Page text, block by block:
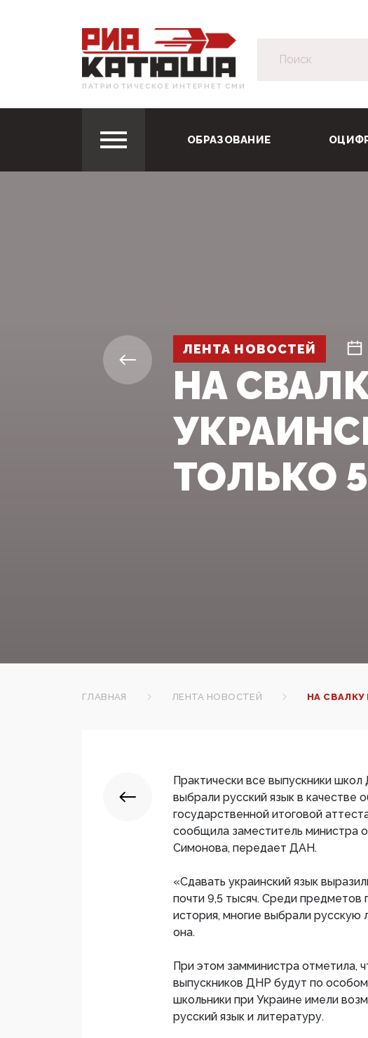
ПАТРИОТИЧЕСКОЕ ИНТЕРНЕТ СМИ
ОБРАЗОВАНИЕ
ЛЕНТА НОВОСТЕЙ
НА
ТОЛЬКО
ГЛАВНАЯ ЛЕНТА НОВОСТЕЙ НА
Практически все выпускники
выбрали русский язык в качестве
государственной итоговой
сообщила заместитель министра
Симонова, передает ДАН.
«Сдавать украинский язык
почти 9,5 тысяч. Среди
история, многие выбрали
она.
При этом замминистра отметила,
выпускников ДНР будут по
школьники при Украине имели
русский язык и литературу.